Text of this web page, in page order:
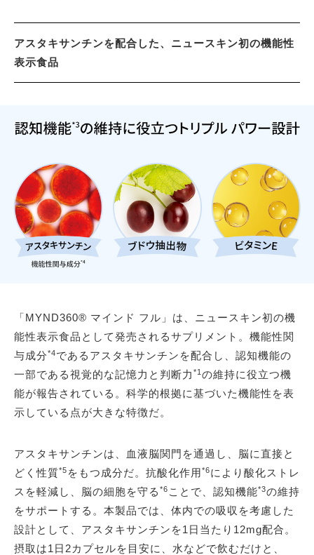
アスタキサンチンを配合した、ニュースキン初の機能性
表示食品
「MYND360® マインド フル」は、ニュースキン初の機
能性表示食品として発売されるサプリメント。機能性関
与成分*4であるアスタキサンチンを配合し、認知機能の
一部である視覚的な記憶力と判断力 *1 の維持に役立つ機
能が報告されている。科学的根拠に基づいた機能性を表
示している点が大きな特徴だ。
アスタキサンチンは、血液脳関門を通過し、脳に直接と
どく性質*5 をもつ成分だ。抗酸化作用*6により酸化ストレ
スを軽減し、脳の細胞を守る *6 ことで、認知機能*3の維持
をサポートする。本製品では、体内での吸収を考慮した
設計として、アスタキサンチンを1日当たり12mg配合。
摂取は1日2カプセルを目安に、水などで飲むだけと、